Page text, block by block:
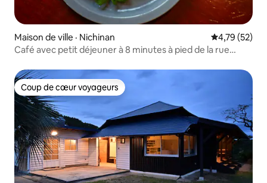
Maison de ville · Nichinan Note
4,79 (52)
Café avec petit déjeuner à 8 minutes à pied de la rue
côtière de Nichinan, maison individuelle avec vue sur la
rivière
Coup de cœur voyageurs
Coup de cœur voyageurs